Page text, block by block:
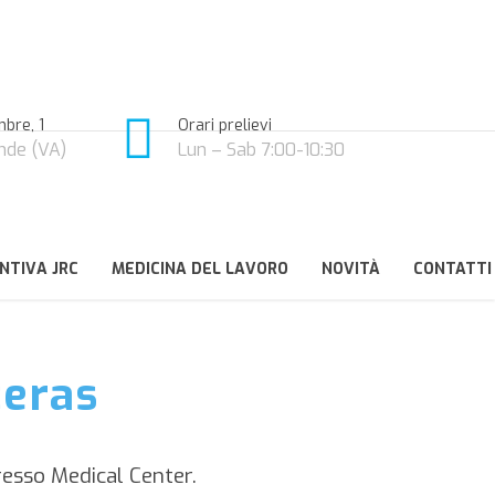
1
(VA)
Orari prelievi
Lun – Sab 7:00-10:30
JRC MEDICINA DEL LAVORO NOVITÀ CONTATTI
Medical Center.